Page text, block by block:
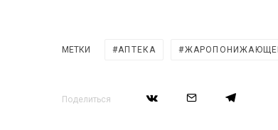
МЕТКИ АПТЕКА
Поделиться